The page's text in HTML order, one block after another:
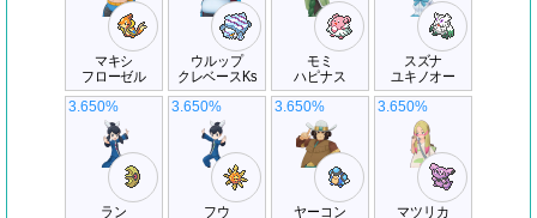
マキシ
フローゼル
ウルップ
クレベースKs
モミ
ハピナス
スズナ
ユキノオー
ラン
3.650%
フウ
3.650%
ヤーコン
3.650%
マツリカ
3.650%